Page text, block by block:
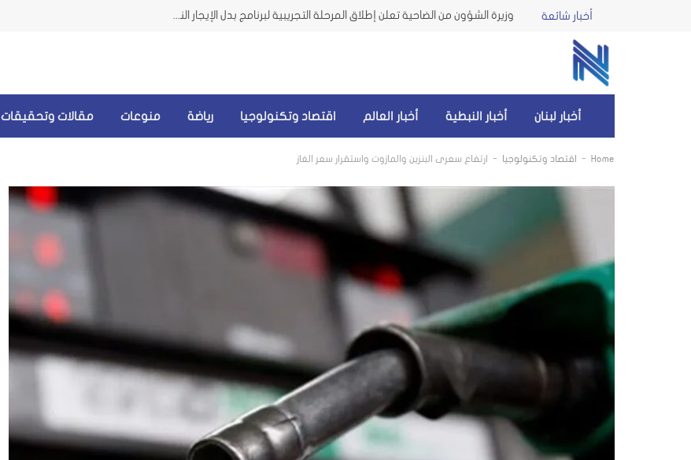
أخبار شائعة وزيرة الشؤون من الضاحية تعلن إطلاق المرحلة التجريبية لبرنامج بدل الإيجار النقدي للمتضررين من الحرب
أخبار لبنان أخبار النبطية أخبار العالم اقتصاد وتكنولوجيا رياضة منوعات مقالات وتحقيقات
Home
- اقتصاد وتكنولوجيا - ارتفاع سعري البنزين والمازوت واستقرار سعر الغاز